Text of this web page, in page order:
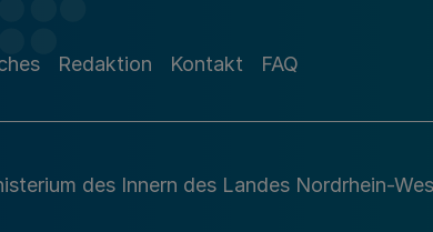
Richtlinie
Redaktion Kontakt FAQ
des Innern des Landes Nordrhein-